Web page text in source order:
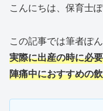
こんにちは、保育士
この記事では筆者ぽ
実際に出産の時に必
陣痛中におすすめの